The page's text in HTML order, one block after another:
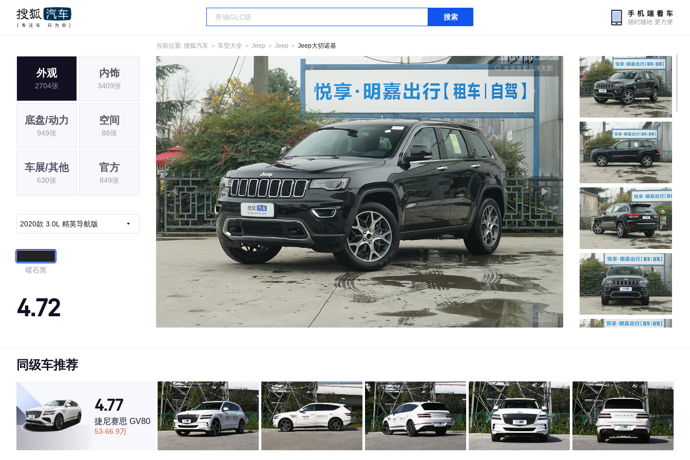
搜索
当前位置: 搜狐汽车 ＞ 车型大全 ＞ Jeep ＞ Jeep ＞ Jeep大切诺基
外观
2704张
内饰
3409张
底盘/动力
949张
空间
88张
车展/其他
630张
官方
849张
2020款 3.0L 精英导航版
曜石黑
4.72
·内饰表现一般，低于72%同级车
·空间表现一般，低于68%同级车
全屏查看高清大图
同级车推荐
4.77
捷尼赛思 GV80
53-66.9万